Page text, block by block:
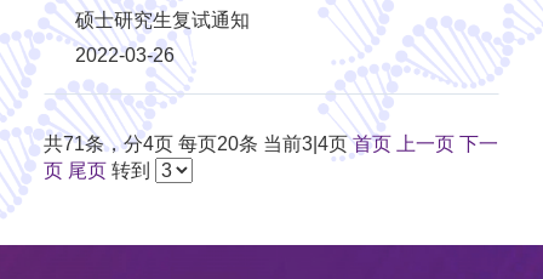
硕士研究生复试通知
2022-03-26
共71条，分4页 每页20条 当前3|4页首页 上一页 下一
页 尾页转到